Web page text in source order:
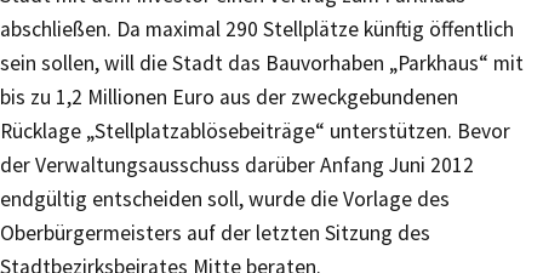
abschließen. Da maximal 290 Stellplätze künftig öffentlich
sein sollen, will die Stadt das Bauvorhaben „Parkhaus“ mit
bis zu 1,2 Millionen Euro aus der zweckgebundenen
Rücklage „Stellplatzablösebeiträge“ unterstützen. Bevor
der Verwaltungsausschuss darüber Anfang Juni 2012
endgültig entscheiden soll, wurde die Vorlage des
Oberbürgermeisters auf der letzten Sitzung des
Stadtbezirksbeirates Mitte beraten.